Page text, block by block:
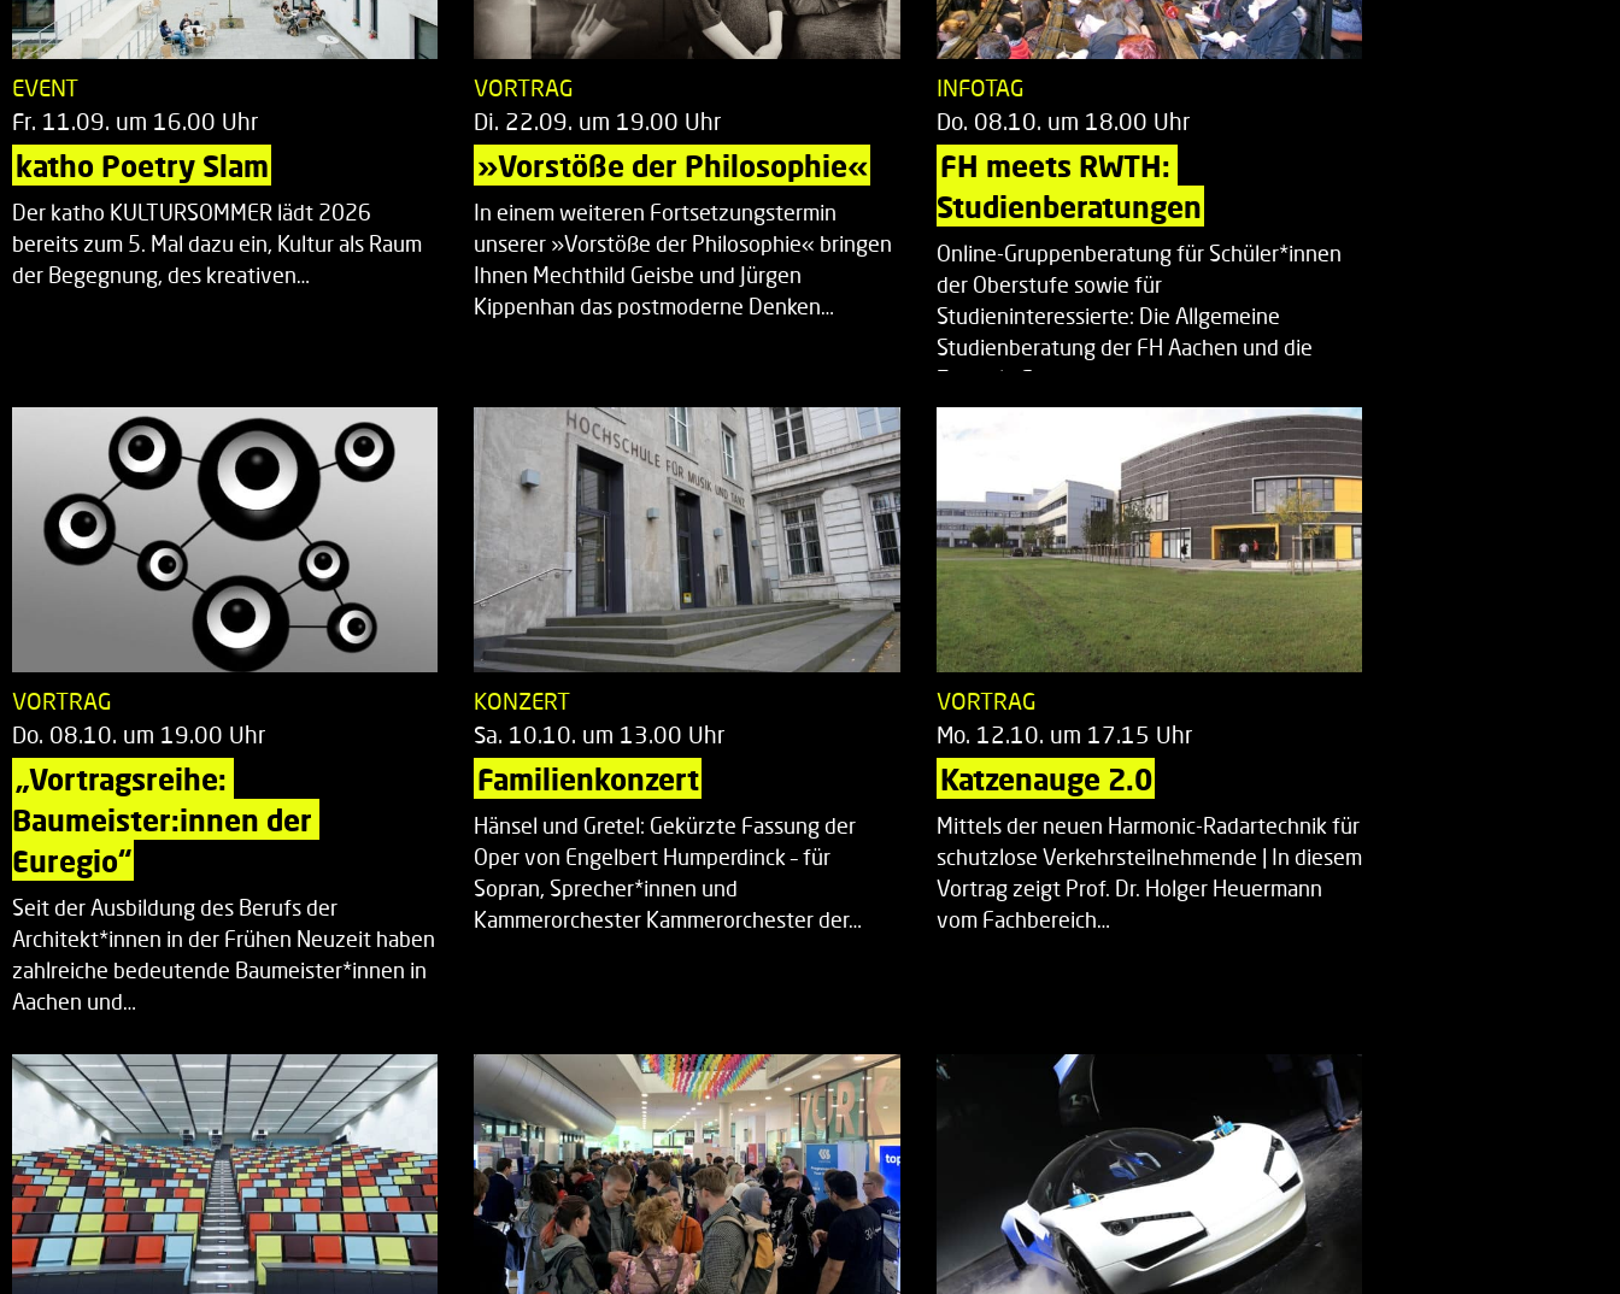
EVENT
Fr. 11.09. um 16.00 Uhr
katho Poetry Slam
Der katho KULTURSOMMER lädt 2026
bereits zum 5. Mal dazu ein, Kultur als Raum
der Begegnung, des kreativen…
VORTRAG
Di. 22.09. um 19.00 Uhr
»Vorstöße der Philosophie«
In einem weiteren Fortsetzungstermin
unserer »Vorstöße der Philosophie« bringen
Ihnen Mechthild Geisbe und Jürgen
Kippenhan das postmoderne Denken…
INFOTAG
Do. 08.10. um 18.00 Uhr
FH meets RWTH:
Studienberatungen
Online-Gruppenberatung für Schüler*innen
der Oberstufe sowie für
Studieninteressierte: Die Allgemeine
Studienberatung der FH Aachen und die
Zentrale Studienberatung…
VORTRAG
Do. 08.10. um 19.00 Uhr
„Vortragsreihe:
Baumeister:innen der
Euregio“
Seit der Ausbildung des Berufs der
Architekt*innen in der Frühen Neuzeit haben
zahlreiche bedeutende Baumeister*innen in
Aachen und…
KONZERT
Sa. 10.10. um 13.00 Uhr
Familienkonzert
Hänsel und Gretel: Gekürzte Fassung der
Oper von Engelbert Humperdinck – für
Sopran, Sprecher*innen und
Kammerorchester Kammerorchester der…
VORTRAG
Mo. 12.10. um 17.15 Uhr
Katzenauge 2.0
Mittels der neuen Harmonic-Radartechnik für
schutzlose Verkehrsteilnehmende | In diesem
Vortrag zeigt Prof. Dr. Holger Heuermann
vom Fachbereich…